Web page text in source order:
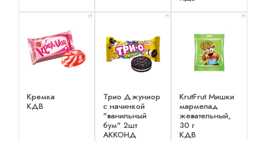
x 2
Кремка
КДВ
x 1
Трио Джуниор
с начинкой
"ванильный
бум" 2шт
АККОНД
x 1
KrutFrut Мишки
мармелад
жевательный,
30 г
КДВ